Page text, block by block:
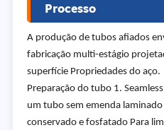
Processo
A produção de tubos afiados
fabricação multi-estágio
superfície Propriedades do aço.
Preparação do tubo 1.
um tubo sem emenda
conservado e fosfatado Para